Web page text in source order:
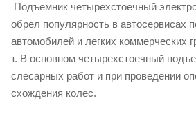
Подъемник четырехстоечный
обрел популярность в автосервисах
автомобилей и легких коммерческих
т. В основном четырехстоечный
слесарных работ и при проведении
схождения колес.